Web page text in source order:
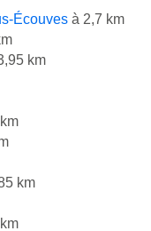
Écouves à 2,7 km
km
km